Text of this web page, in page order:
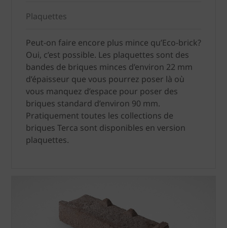
Plaquettes
Peut-on faire encore plus mince qu’Eco-brick?
Oui, c’est possible. Les plaquettes sont des
bandes de briques minces d’environ 22 mm
d’épaisseur que vous pourrez poser là où
vous manquez d’espace pour poser des
briques standard d’environ 90 mm.
Pratiquement toutes les collections de
briques Terca sont disponibles en version
plaquettes.